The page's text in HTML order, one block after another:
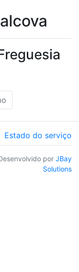
Estado do serviço
por JBay
Solutions